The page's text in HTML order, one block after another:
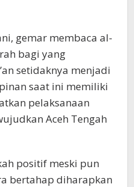
gemar membaca al-
bagi yang
setidaknya menjadi
saat ini memiliki
pelaksanaan
Aceh Tengah
positif meski pun
bertahap diharapkan